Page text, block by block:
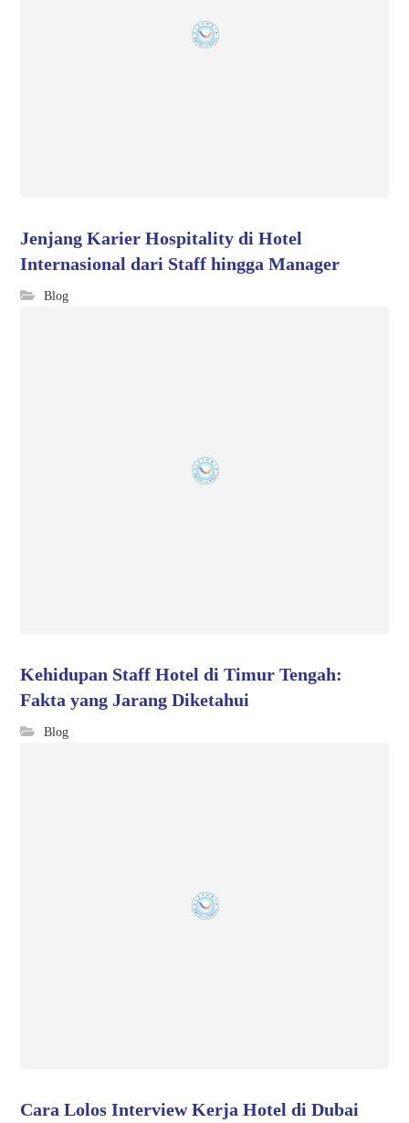
Jenjang Karier Hospitality di Hotel
Internasional dari Staff hingga Manager
Blog
Kehidupan Staff Hotel di Timur Tengah:
Fakta yang Jarang Diketahui
Blog
Cara Lolos Interview Kerja Hotel di Dubai